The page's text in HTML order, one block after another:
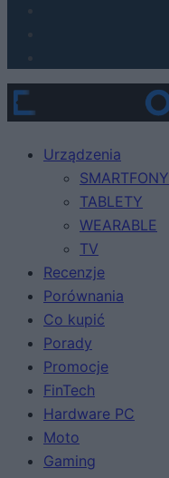
Urządzenia
SMARTFONY
TABLETY
WEARABLE
TV
Recenzje
Porównania
Co kupić
Porady
Promocje
FinTech
Hardware PC
Moto
Gaming